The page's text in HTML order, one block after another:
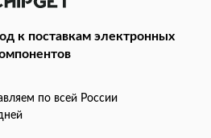
к поставкам электронных
по всей России